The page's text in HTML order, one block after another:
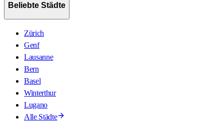
Beliebte Städte
Zürich
Genf
Lausanne
Bern
Basel
Winterthur
Lugano
Alle Städte